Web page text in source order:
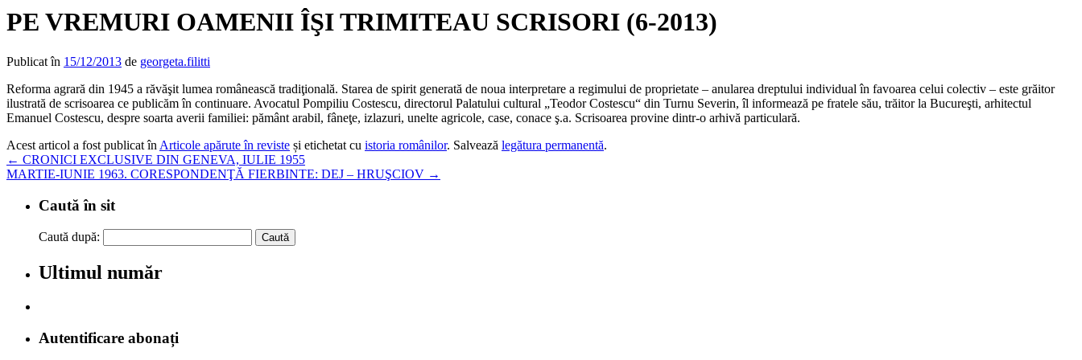
PE VREMURI OAMENII ÎŞI TRIMITEAU SCRISORI (6-2013)
Publicat în 15/12/2013 de georgeta.filitti
Reforma agrară din 1945 a răvăşit lumea românească tradiţională. Starea de spirit generată de noua interpretare a regimului de proprietate – anularea dreptului individual în favoarea celui colectiv – este grăitor
ilustrată de scrisoarea ce publicăm în continuare. Avocatul Pompiliu Costescu, directorul Palatului cultural „Teodor Costescu“ din Turnu Severin, îl informează pe fratele său, trăitor la Bucureşti, arhitectul
Emanuel Costescu, despre soarta averii familiei: pământ arabil, fâneţe, izlazuri, unelte agricole, case, conace ş.a. Scrisoarea provine dintr-o arhivă particulară.
Acest articol a fost publicat în Articole apărute în reviste și etichetat cu istoria românilor. Salvează legătura permanentă.
← CRONICI EXCLUSIVE DIN GENEVA, IULIE 1955
MARTIE-IUNIE 1963. CORESPONDENŢĂ FIERBINTE: DEJ – HRUŞCIOV →
Caută în sit
Caută după:
Ultimul număr
Autentificare abonați